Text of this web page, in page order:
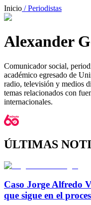
Inicio / Periodistas
Alexander
Comunicador social,
académico egresado de
radio, televisión y medios
temas relacionados con
internacionales.
ÚLTIMAS
Caso Jorge Alfredo
que sigue en el